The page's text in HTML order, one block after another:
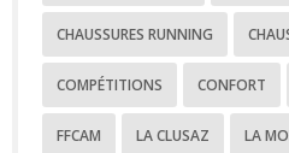
CHAUSSURES RUNNING
COMPÉTITIONS CONFORT
FFCAM LA CLUSAZ LA